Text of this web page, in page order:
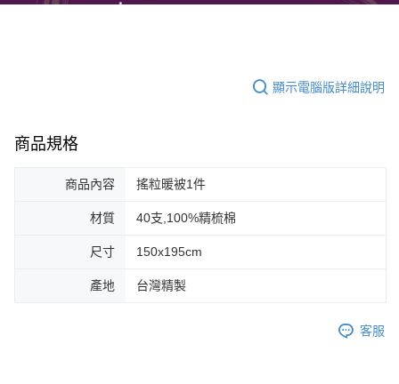
顯示電腦版詳細說明
商品規格
商品內容 搖粒暖被1件
材質 40支,100%精梳棉
尺寸 150x195cm
產地 台灣精製
客服